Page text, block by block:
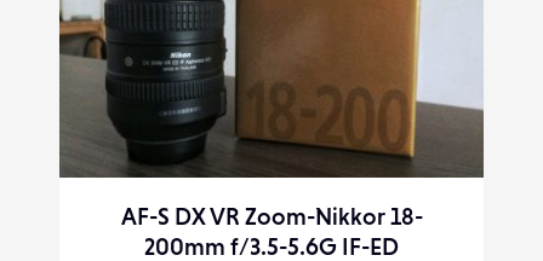
AF-S DX VR Zoom-Nikkor 18-
200mm f/3.5-5.6G IF-ED